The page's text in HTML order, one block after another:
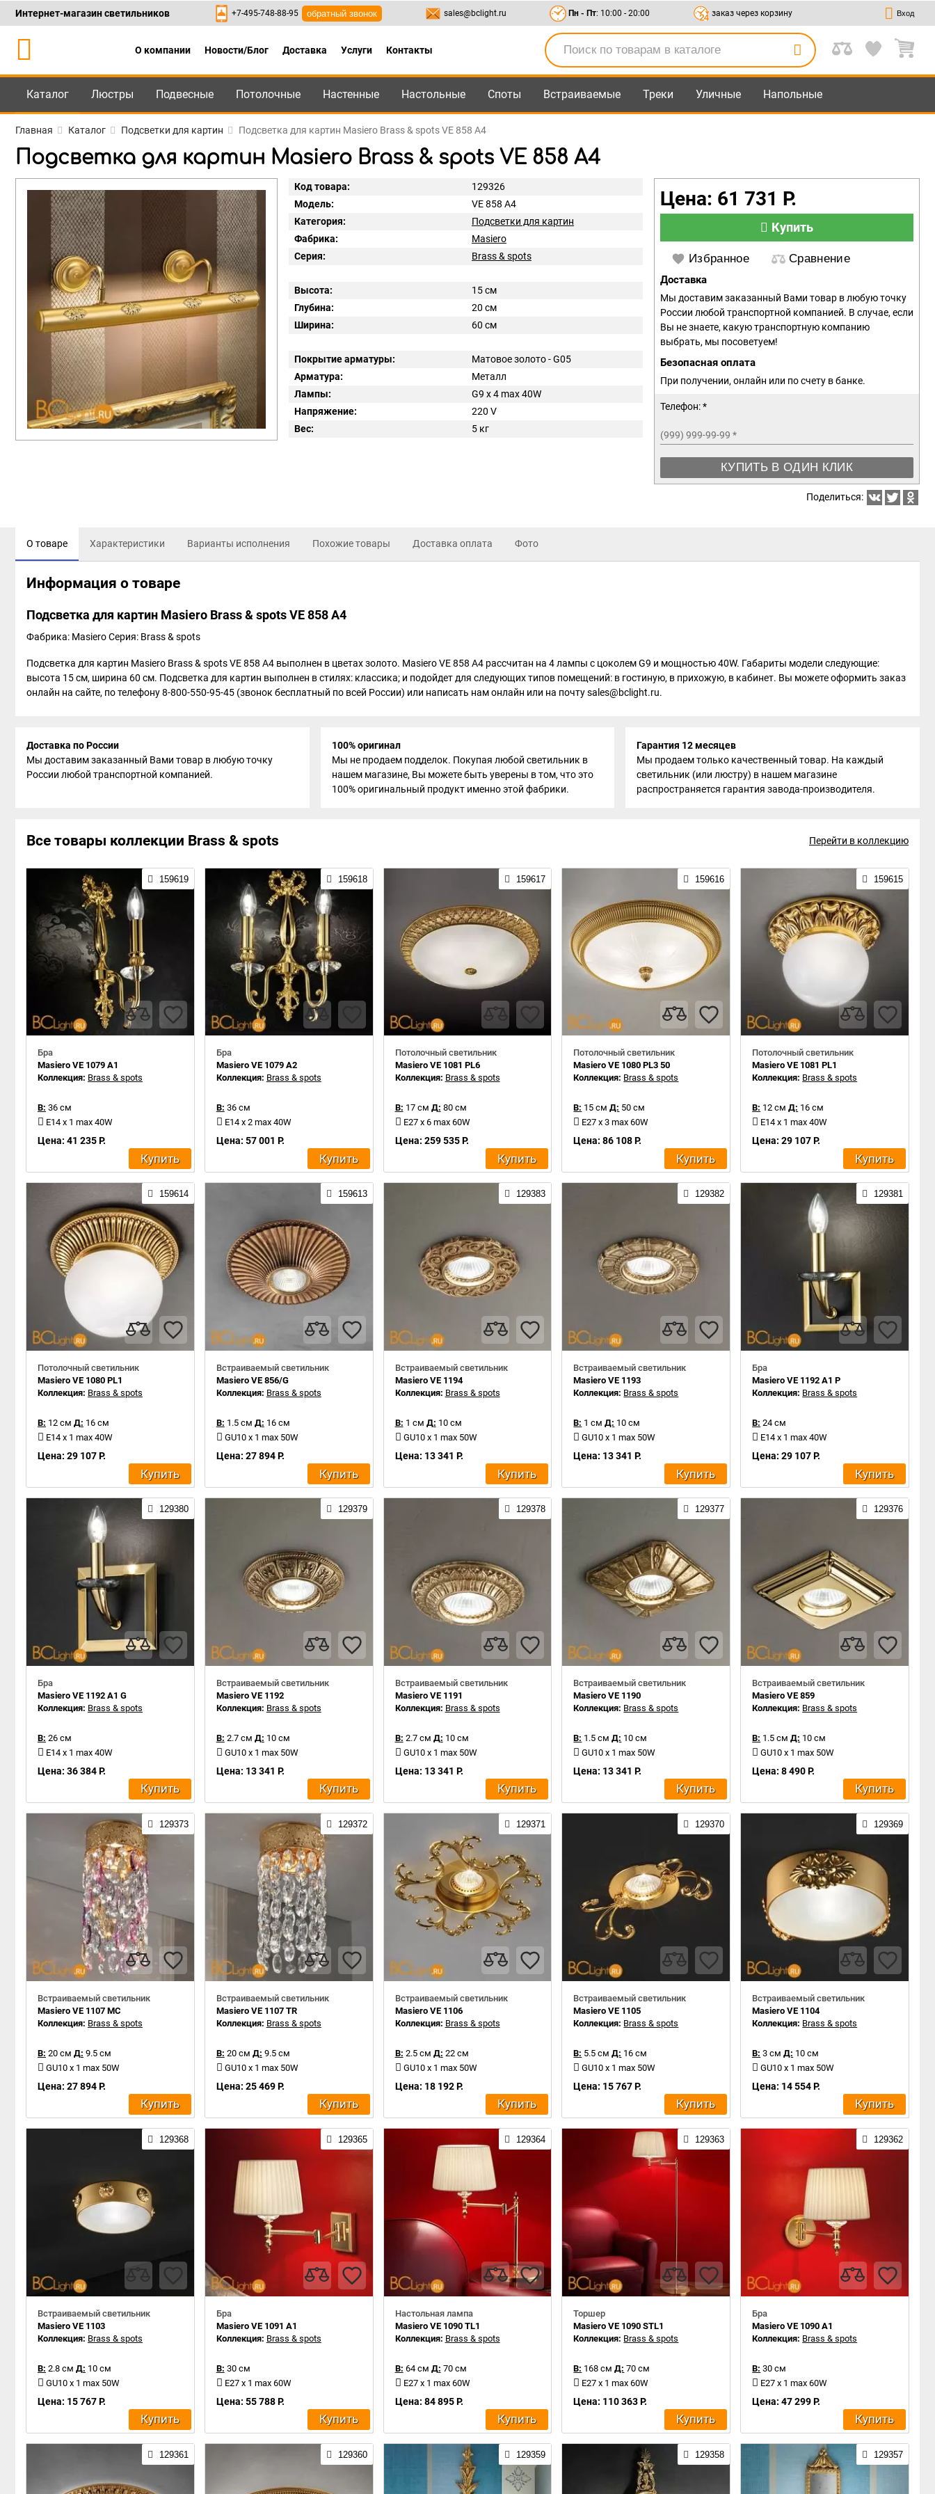
Каталог +7-495-748-88-95 ,8-800-550-95-45 sales@bclight.ru
Интернет-магазин светильников +7-495-748-88-95 обратный звонок sales@bclight.ru Пн - Пт: 10:00 - 20:00 заказ через корзину Вход
О компании Новости/Блог Доставка Услуги Контакты
Каталог Люстры Подвесные Потолочные Настенные Настольные Споты Встраиваемые Треки Уличные Напольные
Главная Каталог Подсветки для картин Подсветка для картин Masiero Brass & spots VE 858 A4
Подсветка для картин Masiero Brass & spots VE 858 A4
Код товара:
129326
Модель:
VE 858 A4
Категория:
Подсветки для картин
Фабрика:
Masiero
Серия:
Brass & spots
Высота:
15 см
Глубина:
20 см
Ширина:
60 см
Покрытие арматуры:
Матовое золото - G05
Арматура:
Металл
Лампы:
G9 x 4 max 40W
Напряжение:
220 V
Вес:
5 кг
Цена: 61 731 Р.
Купить
Избранное Сравнение
Доставка
Мы доставим заказанный Вами товар в любую точку
России любой транспортной компанией. В случае, если
Вы не знаете, какую транспортную компанию
выбрать, мы посоветуем!
Безопасная оплата
При получении, онлайн или по счету в банке.
Телефон: *
(999) 999-99-99 *
КУПИТЬ В ОДИН КЛИК
Поделиться:
О товаре Характеристики Варианты исполнения Похожие товары Доставка оплата Фото
Информация о товаре
Подсветка для картин Masiero Brass & spots VE 858 A4
Фабрика: MasieroСерия: Brass & spots
Подсветка для картин Masiero Brass & spots VE 858 A4 выполнен в цветах золото. Masiero VE 858 A4 рассчитан на 4 лампы с цоколем G9 и мощностью 40W. Габариты модели следующие:
высота 15 см, ширина 60 см. Подсветка для картин выполнен в стилях: классика; и подойдет для следующих типов помещений: в гостиную, в прихожую, в кабинет. Вы можете оформить заказ
онлайн на сайте, по телефону 8-800-550-95-45 (звонок бесплатный по всей России) или написать нам онлайн или на почту sales@bclight.ru.
Доставка по России
Мы доставим заказанный Вами товар в любую точку
России любой транспортной компанией.
100% оригинал
Мы не продаем подделок. Покупая любой светильник в
нашем магазине, Вы можете быть уверены в том, что это
100% оригинальный продукт именно этой фабрики.
Гарантия 12 месяцев
Мы продаем только качественный товар. На каждый
светильник (или люстру) в нашем магазине
распространяется гарантия завода-производителя.
Все товары коллекции Brass & spots Перейти в коллекцию
159619
Бра
Masiero VE 1079 A1
Коллекция: Brass & spots
В: 36 см
E14 x 1 max 40W
Цена: 41 235 Р.
Купить
159618
Бра
Masiero VE 1079 A2
Коллекция: Brass & spots
В: 36 см
E14 x 2 max 40W
Цена: 57 001 Р.
Купить
159617
Потолочный светильник
Masiero VE 1081 PL6
Коллекция: Brass & spots
В: 17 см Д: 80 см
E27 x 6 max 60W
Цена: 259 535 Р.
Купить
159616
Потолочный светильник
Masiero VE 1080 PL3 50
Коллекция: Brass & spots
В: 15 см Д: 50 см
E27 x 3 max 60W
Цена: 86 108 Р.
Купить
159615
Потолочный светильник
Masiero VE 1081 PL1
Коллекция: Brass & spots
В: 12 см Д: 16 см
E14 x 1 max 40W
Цена: 29 107 Р.
Купить
159614
Потолочный светильник
Masiero VE 1080 PL1
Коллекция: Brass & spots
В: 12 см Д: 16 см
E14 x 1 max 40W
Цена: 29 107 Р.
Купить
159613
Встраиваемый светильник
Masiero VE 856/G
Коллекция: Brass & spots
В: 1.5 см Д: 16 см
GU10 x 1 max 50W
Цена: 27 894 Р.
Купить
129383
Встраиваемый светильник
Masiero VE 1194
Коллекция: Brass & spots
В: 1 см Д: 10 см
GU10 x 1 max 50W
Цена: 13 341 Р.
Купить
129382
Встраиваемый светильник
Masiero VE 1193
Коллекция: Brass & spots
В: 1 см Д: 10 см
GU10 x 1 max 50W
Цена: 13 341 Р.
Купить
129381
Бра
Masiero VE 1192 A1 P
Коллекция: Brass & spots
В: 24 см
E14 x 1 max 40W
Цена: 29 107 Р.
Купить
129380
Бра
Masiero VE 1192 A1 G
Коллекция: Brass & spots
В: 26 см
E14 x 1 max 40W
Цена: 36 384 Р.
Купить
129379
Встраиваемый светильник
Masiero VE 1192
Коллекция: Brass & spots
В: 2.7 см Д: 10 см
GU10 x 1 max 50W
Цена: 13 341 Р.
Купить
129378
Встраиваемый светильник
Masiero VE 1191
Коллекция: Brass & spots
В: 2.7 см Д: 10 см
GU10 x 1 max 50W
Цена: 13 341 Р.
Купить
129377
Встраиваемый светильник
Masiero VE 1190
Коллекция: Brass & spots
В: 1.5 см Д: 10 см
GU10 x 1 max 50W
Цена: 13 341 Р.
Купить
129376
Встраиваемый светильник
Masiero VE 859
Коллекция: Brass & spots
В: 1.5 см Д: 10 см
GU10 x 1 max 50W
Цена: 8 490 Р.
Купить
129373
Встраиваемый светильник
Masiero VE 1107 MC
Коллекция: Brass & spots
В: 20 см Д: 9.5 см
GU10 x 1 max 50W
Цена: 27 894 Р.
Купить
129372
Встраиваемый светильник
Masiero VE 1107 TR
Коллекция: Brass & spots
В: 20 см Д: 9.5 см
GU10 x 1 max 50W
Цена: 25 469 Р.
Купить
129371
Встраиваемый светильник
Masiero VE 1106
Коллекция: Brass & spots
В: 2.5 см Д: 22 см
GU10 x 1 max 50W
Цена: 18 192 Р.
Купить
129370
Встраиваемый светильник
Masiero VE 1105
Коллекция: Brass & spots
В: 5.5 см Д: 16 см
GU10 x 1 max 50W
Цена: 15 767 Р.
Купить
129369
Встраиваемый светильник
Masiero VE 1104
Коллекция: Brass & spots
В: 3 см Д: 10 см
GU10 x 1 max 50W
Цена: 14 554 Р.
Купить
129368
Встраиваемый светильник
Masiero VE 1103
Коллекция: Brass & spots
В: 2.8 см Д: 10 см
GU10 x 1 max 50W
Цена: 15 767 Р.
Купить
129365
Бра
Masiero VE 1091 A1
Коллекция: Brass & spots
В: 30 см
E27 x 1 max 60W
Цена: 55 788 Р.
Купить
129364
Настольная лампа
Masiero VE 1090 TL1
Коллекция: Brass & spots
В: 64 см Д: 70 см
E27 x 1 max 60W
Цена: 84 895 Р.
Купить
129363
Торшер
Masiero VE 1090 STL1
Коллекция: Brass & spots
В: 168 см Д: 70 см
E27 x 1 max 60W
Цена: 110 363 Р.
Купить
129362
Бра
Masiero VE 1090 A1
Коллекция: Brass & spots
В: 30 см
E27 x 1 max 60W
Цена: 47 299 Р.
Купить
129361 129360 129359 129358 129357